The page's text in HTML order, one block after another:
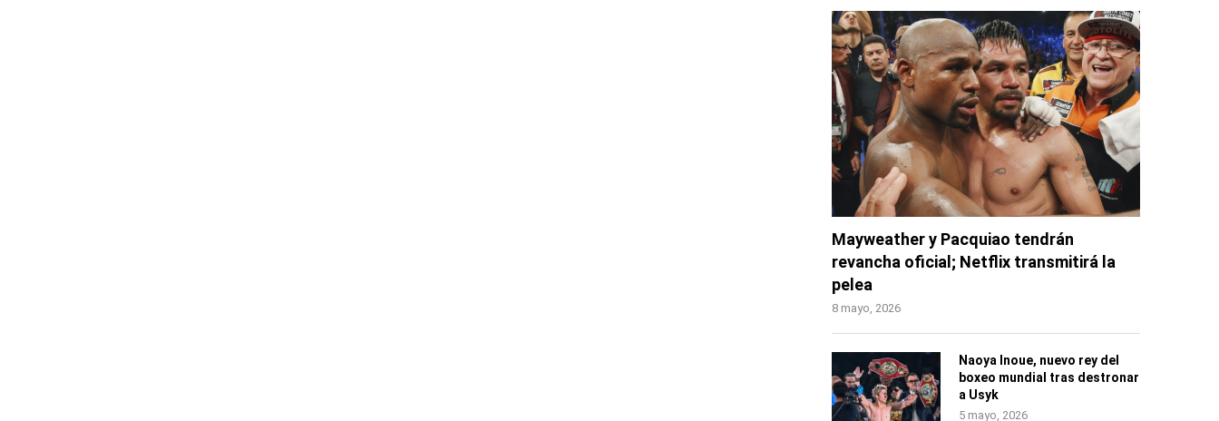
Mayweather y Pacquiao tendrán
revancha oficial; Netflix transmitirá la
pelea
8 mayo, 2026
Naoya Inoue, nuevo rey del
boxeo mundial tras destronar
a Usyk
5 mayo, 2026